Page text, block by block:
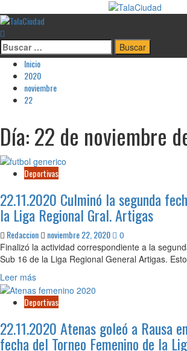
al
contenido
Menú
principal
Buscar:
Inicio
2020
noviembre
22
Día:22 de noviembre
Deportivas
22.11.2020 Culminó la segunda
la Liga Regional Gral. Artigas
Redaccion noviembre 22, 2020
0
Finalizó la actividad correspondiente a la
Sub 16 de la Liga Regional General Artigas.
Leer másLeer
más
sobre
22.11.2020
Culminó
la
segunda
Deportivas
22.11.2020 Atenas goleó a Rausa
fecha del Torneo Femenino de la